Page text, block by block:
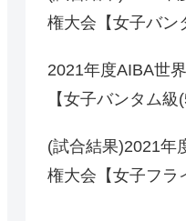
権大会【女子バン
2021年度AIBA世
【女子バンタム級
(試合結果)2021年
権大会【女子フラ